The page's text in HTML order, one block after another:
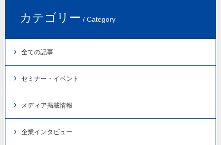
カテゴリー / Category
全ての記事
セミナー・イベント
メディア掲載情報
企業インタビュー